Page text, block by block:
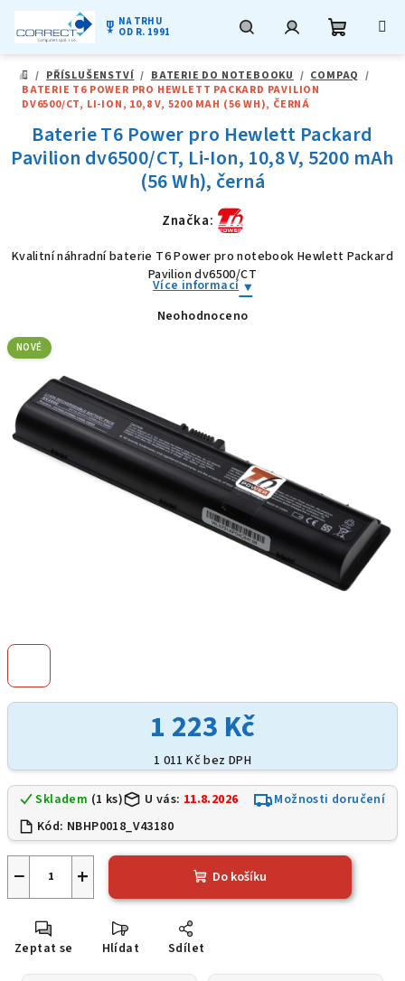
obsah
military_tech NA TRHU
OD R. 1991
DOMŮ
/ PŘÍSLUŠENSTVÍ / BATERIE DO NOTEBOOKU / COMPAQ /
BATERIE T6 POWER PRO HEWLETT PACKARD PAVILION
DV6500/CT, LI-ION, 10,8 V, 5200 MAH (56 WH), ČERNÁ
1 223 Kč
1 011 Kč bez DPH
Skladem (1 ks) U vás: 11.8.2026
Možnosti doručení
Kód: NBHP0018_V43180
+
− Do košíku
Zeptat se Hlídat Sdílet
Baterie T6 Power pro Hewlett Packard
Pavilion dv6500/CT, Li-Ion, 10,8 V, 5200 mAh
(56 Wh), černá
Značka:
Kvalitní náhradní baterie T6 Power pro notebook Hewlett Packard
Pavilion dv6500/CT
Více informací
Průměrné
Neohodnoceno
NOVÉ